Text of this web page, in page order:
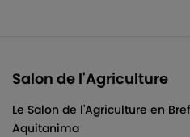
Salon de l'Agriculture
Le Salon de l'Agriculture en Bref
Aquitanima